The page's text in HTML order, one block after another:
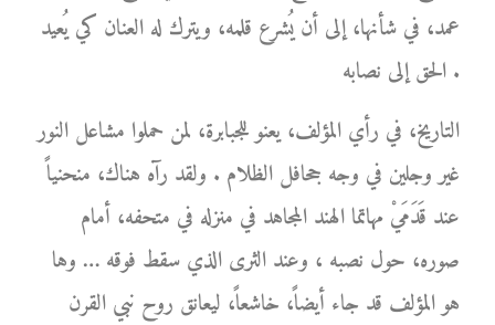
عمد، في شأنها، إلى أن يُشرع قلمه، ويترك له العنان كي يُعيد
الحق إلى نصابه .
التاريخ، في رأي المؤلف، يعنو للجبابرة، لمن حملوا مشاعل النور
غير وجلين في وجه جحافل الظلام . ولقد رآه هناك، منحنياً
عند قَدَمَيْ مهاتما الهند المجاهد في منزله في متحفه، أمام
صوره، حول نصبه ، وعند الثرى الذي سقط فوقه … وها
هو المؤلف قد جاء أيضاً، خاشعاً، ليعانق روح نبي القرن